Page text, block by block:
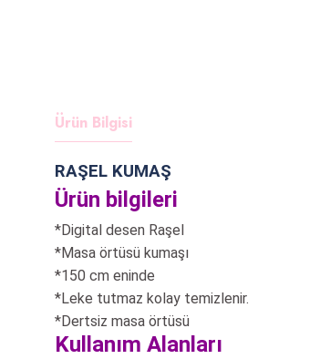
Ürün Bilgisi
RAŞEL KUMAŞ
Ürün bilgileri
*Digital desen Raşel
*Masa örtüsü kumaşı
*150 cm eninde
*Leke tutmaz kolay temizlenir.
*Dertsiz masa örtüsü
Kullanım Alanları